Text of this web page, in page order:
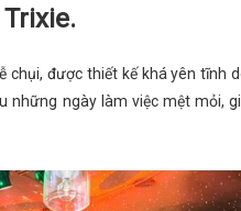
được thiết kế khá yên tĩnh
những ngày làm việc mệt mỏi,